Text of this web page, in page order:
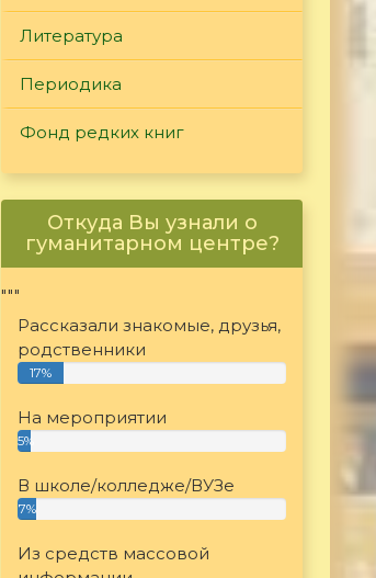
Литература
Периодика
Фонд редких книг
Откуда Вы узнали о
гуманитарном центре?
"""
Рассказали знакомые, друзья,
родственники
17%
На мероприятии
5%
В школе/колледже/ВУЗе
7%
Из средств массовой